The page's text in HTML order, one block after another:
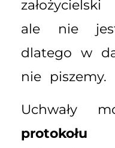
ale nie
dlatego w
nie piszemy.
Uchwały
protokołu